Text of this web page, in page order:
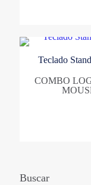
Teclado
COMBO
Buscar